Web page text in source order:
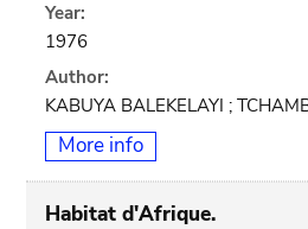
Year:
1976
Author:
KABUYA BALEKELAYI ;
More info
Habitat d'Afrique.